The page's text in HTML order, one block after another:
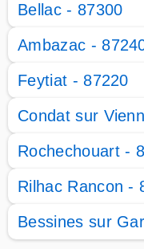
Bellac - 87300
Ambazac -
Feytiat - 87220
Condat sur
Rochechouart -
Rilhac Rancon -
Bessines sur